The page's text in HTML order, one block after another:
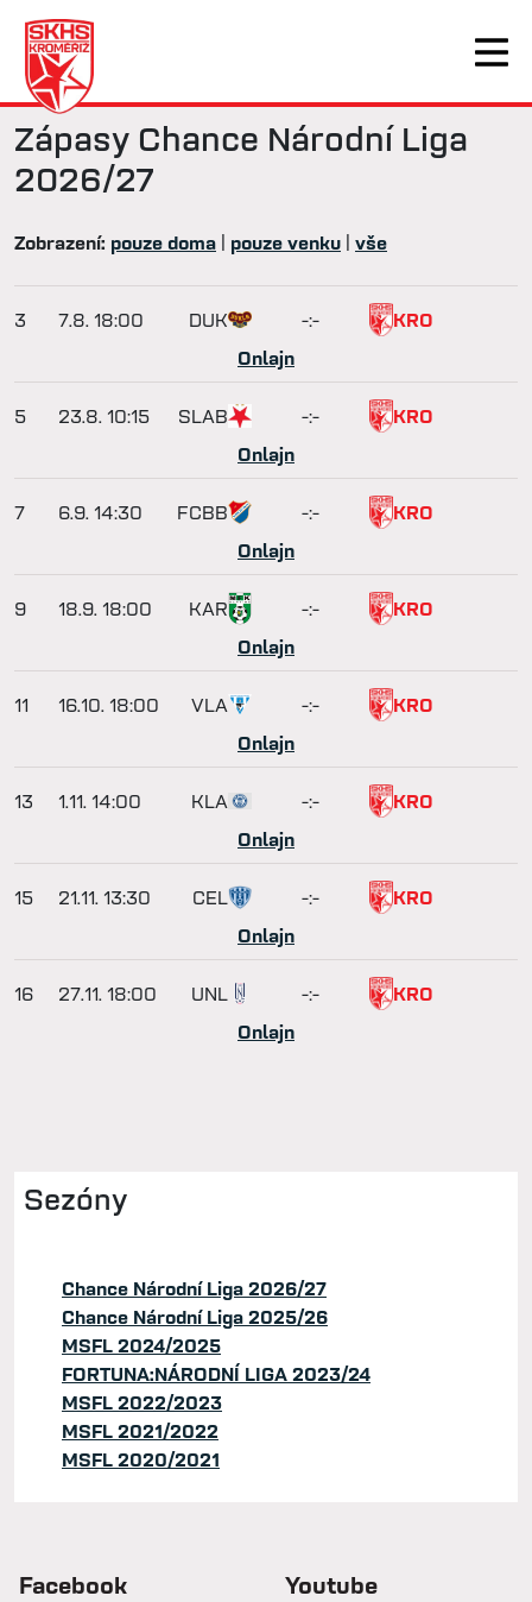
Sezóny
Chance Národní Liga 2026/27
Chance Národní Liga 2025/26
MSFL 2024/2025
FORTUNA:NÁRODNÍ LIGA 2023/24
MSFL 2022/2023
MSFL 2021/2022
MSFL 2020/2021
Zápasy Chance Národní Liga
2026/27
Zobrazení: pouze doma pouze venku vše
3 7.8. 18:00 DUK -:-
KRO
Onlajn
5 23.8. 10:15 SLAB -:-
KRO
Onlajn
7 6.9. 14:30 FCBB -:-
KRO
Onlajn
9 18.9. 18:00 KAR -:-
KRO
Onlajn
11 16.10. 18:00 VLA -:-
KRO
Onlajn
13 1.11. 14:00 KLA -:-
KRO
Onlajn
15 21.11. 13:30 CEL -:-
KRO
Onlajn
16 27.11. 18:00 UNL -:-
KRO
Onlajn
Facebook Youtube